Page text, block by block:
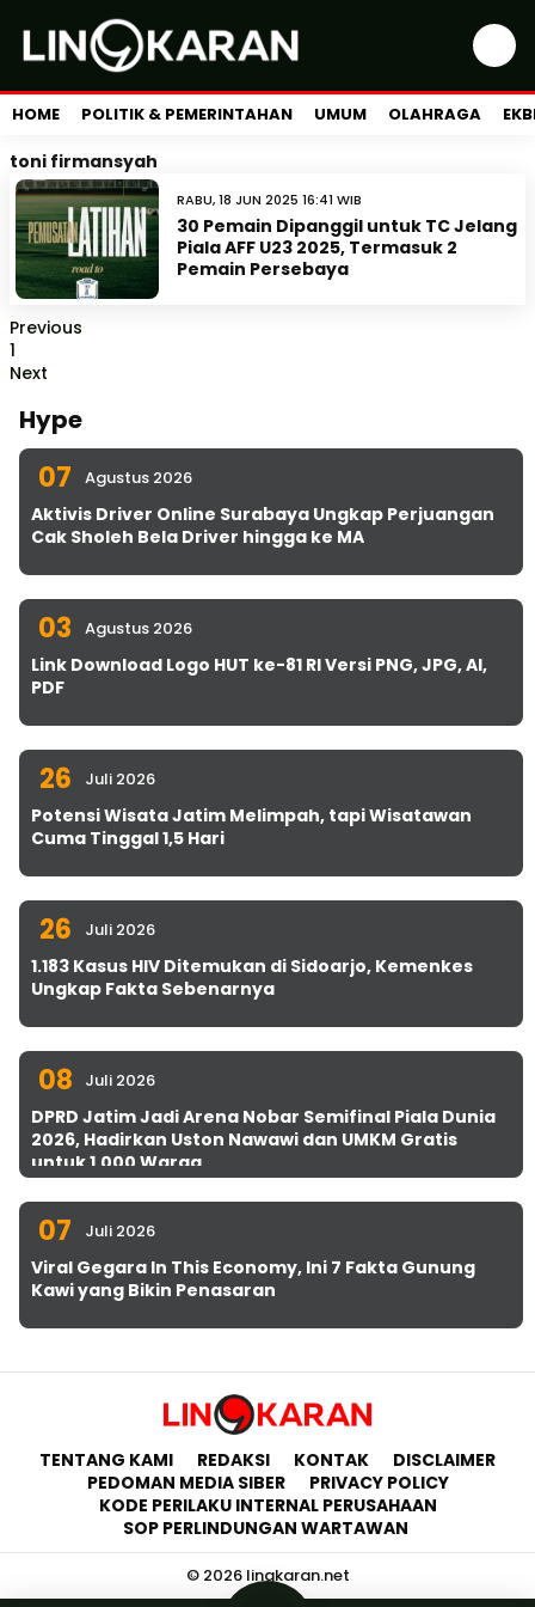
HOME POLITIK & PEMERINTAHAN UMUM OLAHRAGA
toni firmansyah
RABU, 18 JUN 2025 16:41 WIB
30 Pemain Dipanggil untuk TC Jelang
Piala AFF U23 2025, Termasuk 2
Pemain Persebaya
Previous
1
Next
Hype
07 Agustus 2026
Aktivis Driver Online Surabaya Ungkap Perjuangan
Cak Sholeh Bela Driver hingga ke MA
03 Agustus 2026
Link Download Logo HUT ke-81 RI Versi PNG, JPG, AI,
PDF
26 Juli 2026
Potensi Wisata Jatim Melimpah, tapi Wisatawan
Cuma Tinggal 1,5 Hari
26 Juli 2026
1.183 Kasus HIV Ditemukan di Sidoarjo, Kemenkes
Ungkap Fakta Sebenarnya
08 Juli 2026
DPRD Jatim Jadi Arena Nobar Semifinal Piala Dunia
2026, Hadirkan Uston Nawawi dan UMKM Gratis
untuk 1.000 Warga
07 Juli 2026
Viral Gegara In This Economy, Ini 7 Fakta Gunung
Kawi yang Bikin Penasaran
TENTANG KAMI REDAKSI KONTAK
DISCLAIMER
PEDOMAN MEDIA SIBER
PRIVACY POLICY
KODE PERILAKU INTERNAL PERUSAHAAN
SOP PERLINDUNGAN WARTAWAN
© 2026 lingkaran.net